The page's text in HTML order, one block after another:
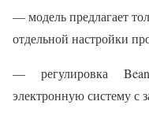
— модель предлагает
отдельной настройки
— регулировка
электронную систему с